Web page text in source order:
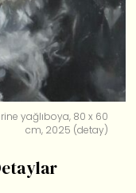
yağlıboya, 80 x 60
cm, 2025 (detay)